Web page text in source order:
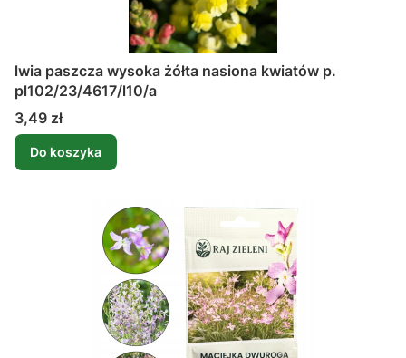
lwia paszcza wysoka żółta nasiona kwiatów p.
pl102/23/4617/l10/a
Cena
3,49 zł
Do koszyka